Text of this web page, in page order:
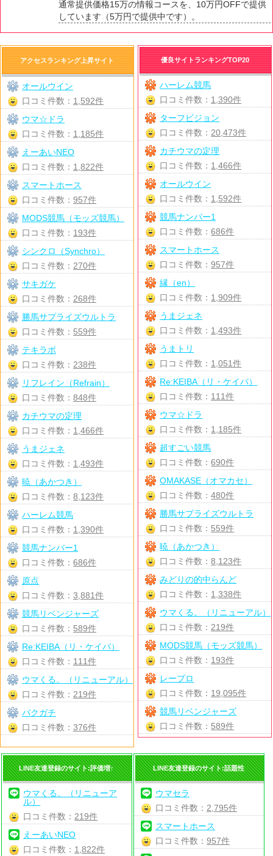
通常提供価格15万の情報コースを、10万円OFFで提供
しています（5万円で提供中です）。
優良サイトランキングTOP20
ハーレム競馬
口コミ件数： 1,390件
ターフビジョン
口コミ件数： 20,473件
カチウマの定理
口コミ件数： 1,466件
オールウイン
口コミ件数： 1,592件
競馬ナンバー1
口コミ件数：686件
スマートホース
口コミ件数：957件
縁（en）
口コミ件数： 1,909件
うまジェネ
口コミ件数： 1,493件
うまトリ
口コミ件数： 1,051件
Re:KEIBA（リ・ケイバ）
口コミ件数： 111件
ウマ☆ドラ
口コミ件数： 1,185件
超すごい競馬
口コミ件数：690件
OMAKASE（オマカセ）
口コミ件数：480件
勝馬サプライズウルトラ
口コミ件数： 559件
暁（あかつき）
口コミ件数：8,123件
みどりの的中らんど
口コミ件数： 1,338件
ウマくる。（リニューアル）
口コミ件数： 219件
MODS競馬（モッズ競馬）
口コミ件数： 193件
レープロ
口コミ件数： 19,095件
競馬リベンジャーズ
口コミ件数： 589件
アクセスランキング上昇サイト
オールウイン
口コミ件数： 1,592件
ウマ☆ドラ
口コミ件数： 1,185件
えーあいNEO
口コミ件数： 1,822件
スマートホース
口コミ件数： 957件
MODS競馬（モッズ競馬）
口コミ件数： 193件
シンクロ（Synchro）
口コミ件数： 270件
サキガケ
口コミ件数： 268件
勝馬サプライズウルトラ
口コミ件数： 559件
テキラボ
口コミ件数： 238件
リフレイン（Refrain）
口コミ件数： 848件
カチウマの定理
口コミ件数： 1,466件
うまジェネ
口コミ件数： 1,493件
暁（あかつき）
口コミ件数： 8,123件
ハーレム競馬
口コミ件数： 1,390件
競馬ナンバー1
口コミ件数： 686件
原点
口コミ件数： 3,881件
競馬リベンジャーズ
口コミ件数： 589件
Re:KEIBA（リ・ケイバ）
口コミ件数： 111件
ウマくる。（リニューアル）
口コミ件数： 219件
バクガチ
口コミ件数： 376件
LINE友達登録のサイト:評価増↑
ウマくる。（リニューア
ル）
口コミ件数： 219件
えーあいNEO
口コミ件数： 1,822件
LINE友達登録のサイト:話題性
ウマセラ
口コミ件数： 2,795件
スマートホース
口コミ件数： 957件